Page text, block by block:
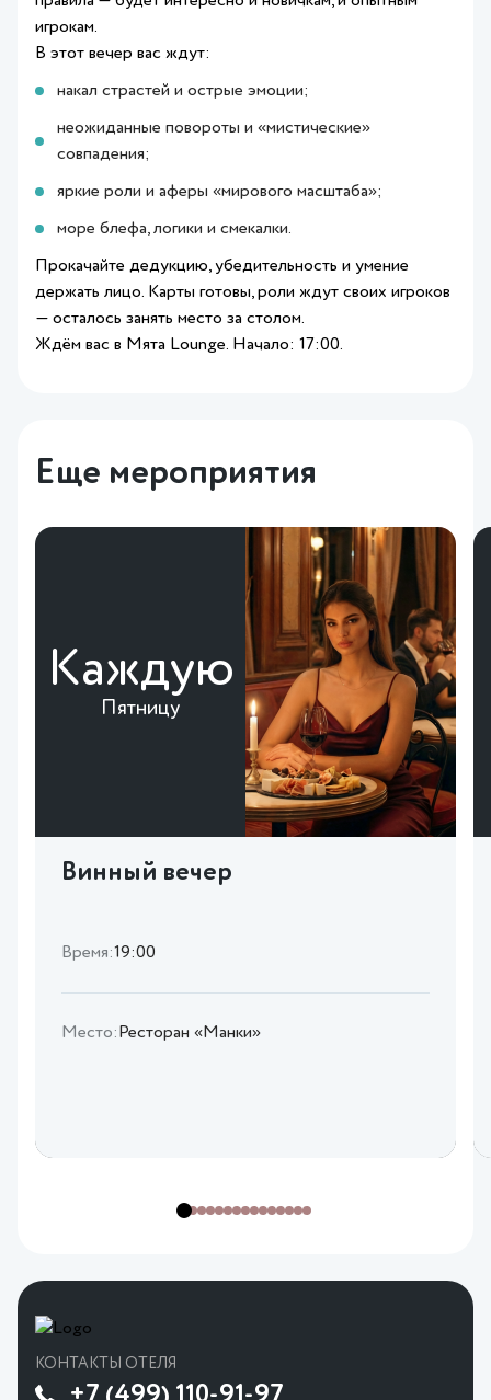
игрокам.
В этот вечер вас ждут:
накал страстей и острые эмоции;
неожиданные повороты и «мистические»
совпадения;
яркие роли и аферы «мирового масштаба»;
море блефа, логики и смекалки.
Прокачайте дедукцию, убедительность и умение
держать лицо. Карты готовы, роли ждут своих игроков
— осталось занять место за столом.
Ждём вас в Мята Lounge. Начало: 17:00.
Еще мероприятия
Каждую
Пятницу
Винный вечер
Время:19:00
Место:Ресторан «Манки»
КОНТАКТЫ ОТЕЛЯ